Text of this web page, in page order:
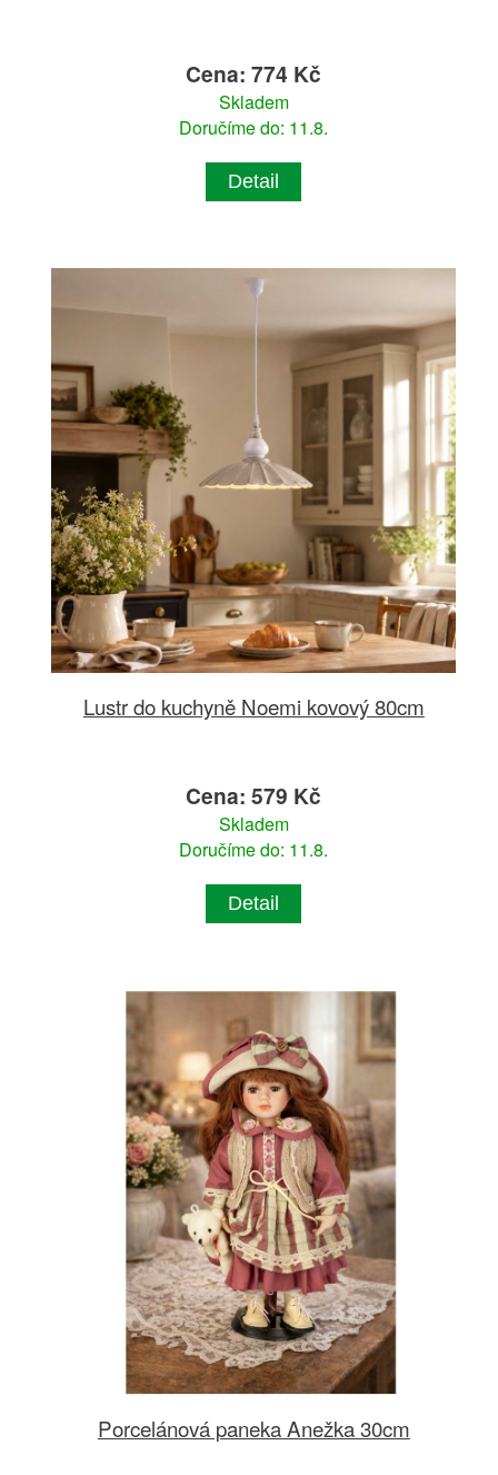
Cena: 774 Kč
Skladem
Doručíme do: 11.8.
Detail
Lustr do kuchyně Noemi kovový 80cm
Cena: 579 Kč
Skladem
Doručíme do: 11.8.
Detail
Porcelánová paneka Anežka 30cm